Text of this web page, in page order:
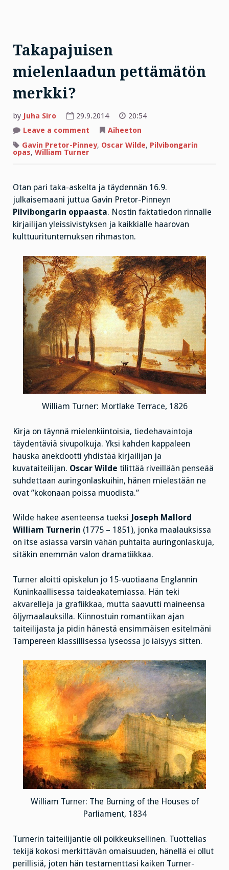
Takapajuisen
mielenlaadun pettämätön
merkki?
by Juha Siro 29.9.2014
20:54
Leave a comment
mielenlaadun
pettämätön
Aiheeton
Gavin Pretor-Pinney, Oscar Wilde, Pilvibongarin
opas, William Turner
Otan pari taka-askelta ja täydennän 16.9.
julkaisemaani juttua Gavin Pretor-Pinneyn
Pilvibongarin oppaasta. Nostin faktatiedon rinnalle
kirjailijan yleissivistyksen ja kaikkialle haarovan
kulttuurituntemuksen rihmaston.
William Turner: Mortlake Terrace, 1826
Kirja on täynnä mielenkiintoisia, tiedehavaintoja
täydentäviä sivupolkuja. Yksi kahden kappaleen
hauska anekdootti yhdistää kirjailijan ja
kuvataiteilijan. Oscar Wilde tilittää riveillään penseää
suhdettaan auringonlaskuihin, hänen mielestään ne
ovat ”kokonaan poissa muodista.”
Wilde hakee asenteensa tueksi
Joseph Mallord
William Turnerin (1775 – 1851), jonka maalauksissa
on itse asiassa varsin vähän puhtaita auringonlaskuja,
sitäkin enemmän valon dramatiikkaa.
Turner aloitti opiskelun jo 15-vuotiaana Englannin
Kuninkaallisessa taideakatemiassa. Hän teki
akvarelleja ja grafiikkaa, mutta saavutti maineensa
öljymaalauksilla. Kiinnostuin romantiikan ajan
taiteilijasta ja pidin hänestä ensimmäisen esitelmäni
Tampereen klassillisessa lyseossa jo iäisyys sitten.
William Turner: The Burning of the Houses of
Parliament, 1834
Turnerin taiteilijantie oli poikkeuksellinen. Tuottelias
tekijä kokosi merkittävän omaisuuden, hänellä ei ollut
perillisiä, joten hän testamenttasi kaiken Turner-